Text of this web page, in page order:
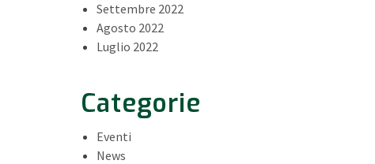
Settembre 2022
Agosto 2022
Luglio 2022
Categorie
Eventi
News